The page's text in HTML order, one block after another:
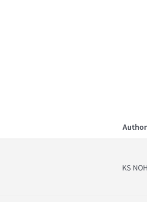
Author
KS NOH